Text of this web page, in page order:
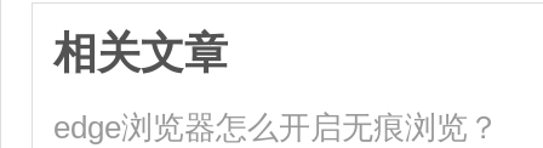
相关文章
edge浏览器怎么开启无痕浏览？